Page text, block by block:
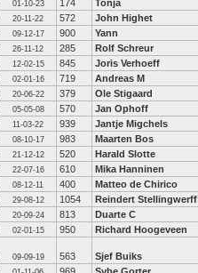
01-10-23 174 Tonja
20-11-22 572 John Highet
09-12-17 900 Yann
26-11-12 285 Rolf Schreur
12-02-15 845 Joris Verhoeff
02-01-16 719 Andreas M
20-06-22 379 Ole Stigaard
05-05-08 570 Jan Ophoff
11-03-22 939 Jantje Migchels
08-10-17 983 Maarten Bos
21-12-12 520 Harald Slotte
22-07-16 610 Mika Hanninen
08-12-11 400 Matteo de Chirico
29-08-12 1054 Reindert Stellingwerff
20-09-24 813 Duarte C
02-01-15 950 Richard Hoogeveen
09-09-19 563 Sjef Buiks